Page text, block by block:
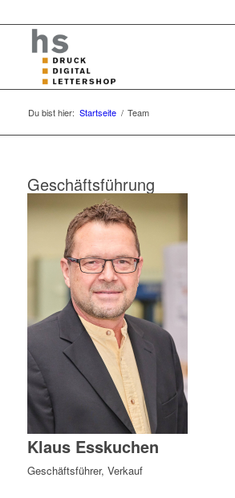
Du bist hier: Startseite / Team
Geschäftsführung
Klaus Esskuchen
Geschäftsführer, Verkauf